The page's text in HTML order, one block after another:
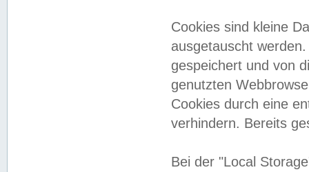
Cookies sind kleine
ausgetauscht
gespeichert und von
genutzten
Cookies durch eine
verhindern. Bereits
Bei der "Local